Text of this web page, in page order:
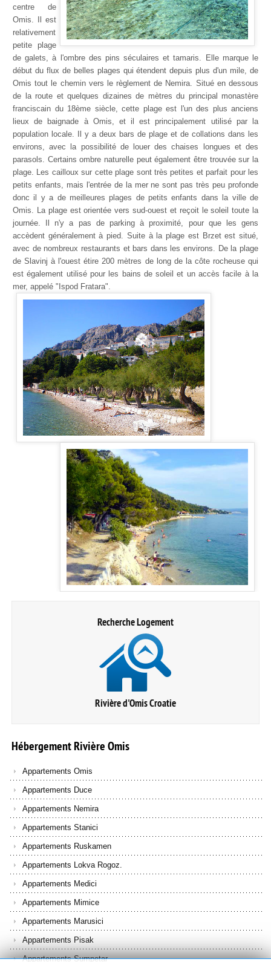
centre de
Omis. Il est
relativement
petite plage
de galets, à l'ombre des pins séculaires et tamaris. Elle marque le
début du flux de belles plages qui étendent depuis plus d'un mile, de
Omis tout le chemin vers le règlement de Nemira. Situé en dessous
de la route et quelques dizaines de mètres du principal monastère
franciscain du 18ème siècle, cette plage est l'un des plus anciens
lieux de baignade à Omis, et il est principalement utilisé par la
population locale. Il y a deux bars de plage et de collations dans les
environs, avec la possibilité de louer des chaises longues et des
parasols. Certains ombre naturelle peut également être trouvée sur la
plage. Les cailloux sur cette plage sont très petites et parfait pour les
petits enfants, mais l'entrée de la mer ne sont pas très peu profonde
donc il y a de meilleures plages de petits enfants dans la ville de
Omis. La plage est orientée vers sud-ouest et reçoit le soleil toute la
journée. Il n'y a pas de parking à proximité, pour que les gens
accèdent généralement à pied. Suite à la plage est Brzet est situé,
avec de nombreux restaurants et bars dans les environs. De la plage
de Slavinj à l'ouest étire 200 mètres de long de la côte rocheuse qui
est également utilisé pour les bains de soleil et un accès facile à la
mer, appelé "Ispod Fratara".
Recherche Logement
Rivière d'Omis Croatie
HébergementRivièreOmis
Appartements Omis
Appartements Duce
Appartements Nemira
Appartements Stanici
Appartements Ruskamen
Appartements Lokva Rogoz.
Appartements Medici
Appartements Mimice
Appartements Marusici
Appartements Pisak
Appartements Sumpetar